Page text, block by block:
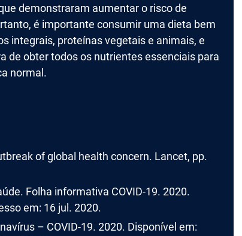
demonstraram aumentar o risco de
é importante consumir uma dieta bem
integrais, proteínas vegetais e animais, e
de obter todos os nutrientes essenciais para
normal.
of global health concern. Lancet, pp.
Folha informativa COVID-19. 2020.
em: 16 jul. 2020.
– COVID-19. 2020. Disponível em: